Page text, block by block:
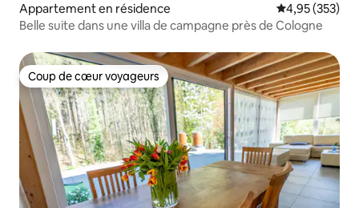
Appartement en résidence Évaluation
4,95 (353)
Belle suite dans une villa de campagne près de Cologne
Coup de cœur voyageurs
Coup de cœur voyageurs